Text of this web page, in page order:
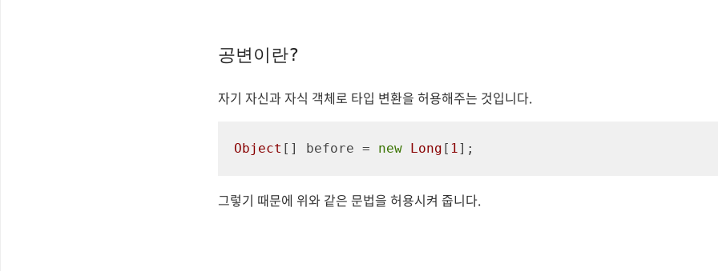
공변이란?
자기 자신과 자식 객체로 타입 변환을 허용해주는 것입니다.
Object [] before = new Long [ 1];
그렇기 때문에 위와 같은 문법을 허용시켜 줍니다.